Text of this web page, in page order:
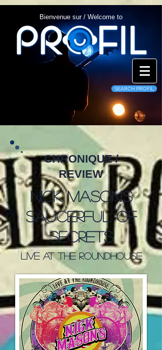
Bienvenue sur / Welcome to
SEARCH PROFIL
CHRONIQUE /
REVIEW
Nick Mason's
Saucerful of
Secrets
Live At The Roundhouse